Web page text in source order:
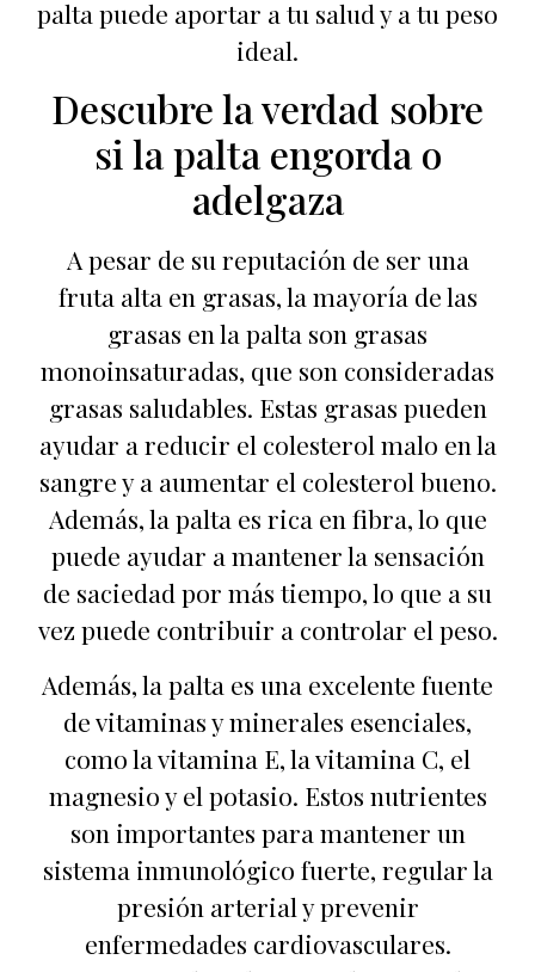
palta puede aportar a tu salud y a tu peso
ideal.
Descubre la verdad sobre
si la palta engorda o
adelgaza
A pesar de su reputación de ser una
fruta alta en grasas, la mayoría de las
grasas en la palta son grasas
monoinsaturadas, que son consideradas
grasas saludables. Estas grasas pueden
ayudar a reducir el colesterol malo en la
sangre y a aumentar el colesterol bueno.
Además, la palta es rica en fibra, lo que
puede ayudar a mantener la sensación
de saciedad por más tiempo, lo que a su
vez puede contribuir a controlar el peso.
Además, la palta es una excelente fuente
de vitaminas y minerales esenciales,
como la vitamina E, la vitamina C, el
magnesio y el potasio. Estos nutrientes
son importantes para mantener un
sistema inmunológico fuerte, regular la
presión arterial y prevenir
enfermedades cardiovasculares.